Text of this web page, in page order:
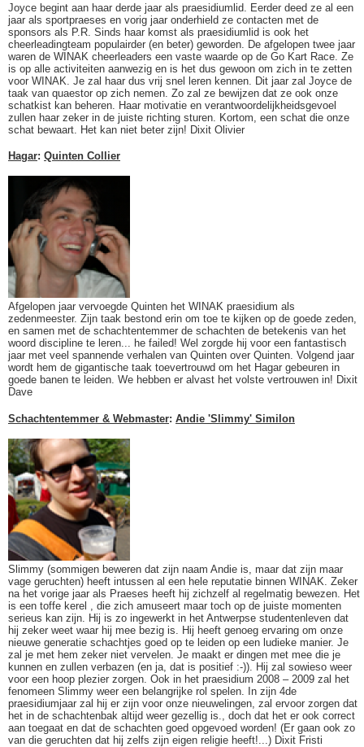
Joyce begint aan haar derde jaar als praesidiumlid. Eerder deed ze al een
jaar als sportpraeses en vorig jaar onderhield ze contacten met de
sponsors als P.R. Sinds haar komst als praesidiumlid is ook het
cheerleadingteam populairder (en beter) geworden. De afgelopen twee jaar
waren de WINAK cheerleaders een vaste waarde op de Go Kart Race. Ze
is op alle activiteiten aanwezig en is het dus gewoon om zich in te zetten
voor WINAK. Je zal haar dus vrij snel leren kennen. Dit jaar zal Joyce de
taak van quaestor op zich nemen. Zo zal ze bewijzen dat ze ook onze
schatkist kan beheren. Haar motivatie en verantwoordelijkheidsgevoel
zullen haar zeker in de juiste richting sturen. Kortom, een schat die onze
schat bewaart. Het kan niet beter zijn! Dixit Olivier
Hagar: Quinten Collier
Afgelopen jaar vervoegde Quinten het WINAK praesidium als
zedenmeester. Zijn taak bestond erin om toe te kijken op de goede zeden,
en samen met de schachtentemmer de schachten de betekenis van het
woord discipline te leren... he failed! Wel zorgde hij voor een fantastisch
jaar met veel spannende verhalen van Quinten over Quinten. Volgend jaar
wordt hem de gigantische taak toevertrouwd om het Hagar gebeuren in
goede banen te leiden. We hebben er alvast het volste vertrouwen in! Dixit
Dave
Schachtentemmer & Webmaster: Andie 'Slimmy' Similon
Slimmy (sommigen beweren dat zijn naam Andie is, maar dat zijn maar
vage geruchten) heeft intussen al een hele reputatie binnen WINAK. Zeker
na het vorige jaar als Praeses heeft hij zichzelf al regelmatig bewezen. Het
is een toffe kerel , die zich amuseert maar toch op de juiste momenten
serieus kan zijn. Hij is zo ingewerkt in het Antwerpse studentenleven dat
hij zeker weet waar hij mee bezig is. Hij heeft genoeg ervaring om onze
nieuwe generatie schachtjes goed op te leiden op een ludieke manier. Je
zal je met hem zeker niet vervelen. Je maakt er dingen met mee die je
kunnen en zullen verbazen (en ja, dat is positief :-)). Hij zal sowieso weer
voor een hoop plezier zorgen. Ook in het praesidium 2008 – 2009 zal het
fenomeen Slimmy weer een belangrijke rol spelen. In zijn 4de
praesidiumjaar zal hij er zijn voor onze nieuwelingen, zal ervoor zorgen dat
het in de schachtenbak altijd weer gezellig is., doch dat het er ook correct
aan toegaat en dat de schachten goed opgevoed worden! (Er gaan ook zo
van die geruchten dat hij zelfs zijn eigen religie heeft!...) Dixit Fristi